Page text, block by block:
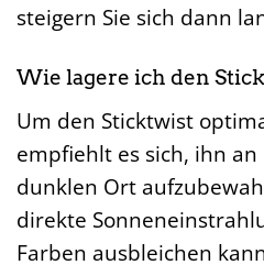
steigern Sie sich dann
Wie lagere ich den
Um den Sticktwist
empfiehlt es sich, ihn
dunklen Ort
direkte
Farben ausbleichen